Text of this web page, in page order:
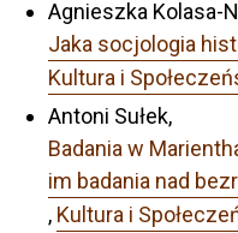
Agnieszka Kolasa-
Jaka socjologia
Kultura i
Antoni Sułek,
Badania w
im badania nad
, Kultura i